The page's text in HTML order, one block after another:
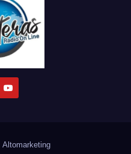
Altomarketing